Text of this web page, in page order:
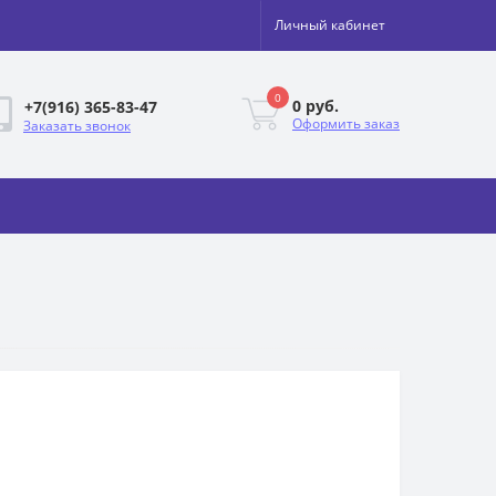
Личный кабинет
+7(916) 365-83-47
Заказать звонок
0 0 руб.
Оформить заказ